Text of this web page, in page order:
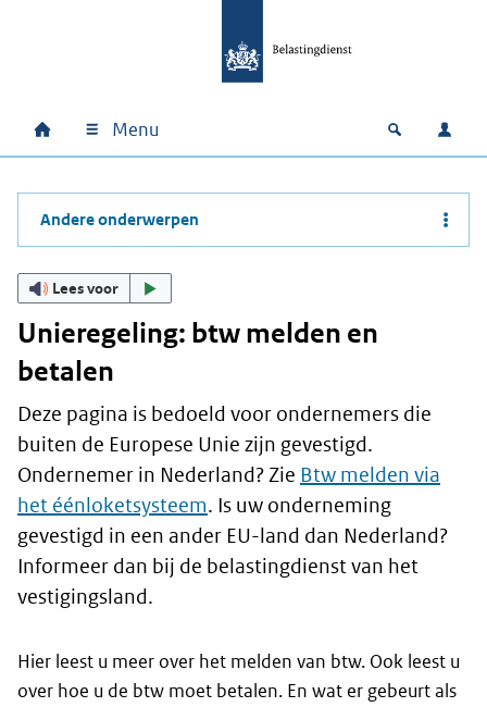
Hoofdnavigatie
Home Menu Open
Andere onderwerpen
Lees voor
Unieregeling: btw melden en
betalen
Deze pagina is bedoeld voor ondernemers die
buiten de Europese Unie zijn gevestigd.
Ondernemer in Nederland? Zie Btw melden via
het éénloketsysteem. Is uw onderneming
gevestigd in een ander EU-land dan Nederland?
Informeer dan bij de belastingdienst van het
vestigingsland.
Hier leest u meer over het melden van btw. Ook leest u
over hoe u de btw moet betalen. En wat er gebeurt als